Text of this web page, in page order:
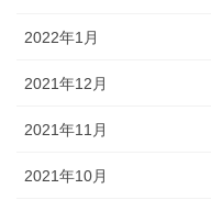
2022年1月
2021年12月
2021年11月
2021年10月